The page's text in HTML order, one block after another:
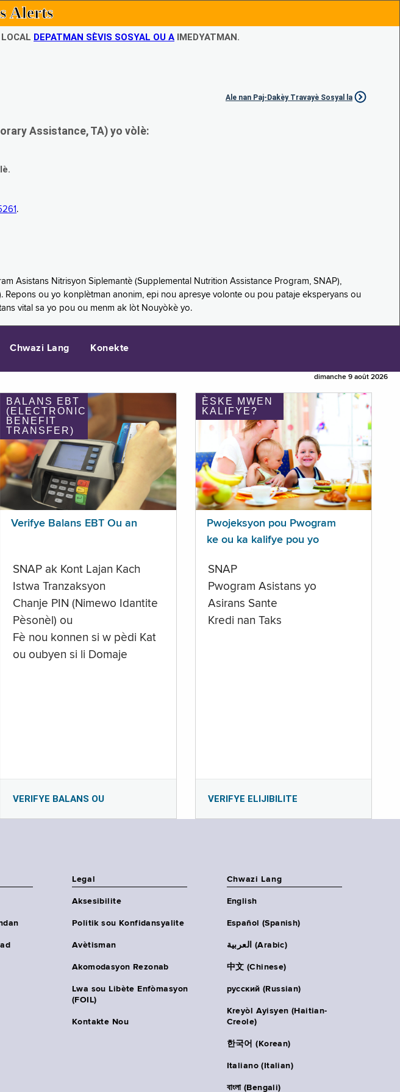
Alerts
DEPATMAN SÈVIS SOSYAL OU A IMEDYATMAN.
Ale nan Paj-Dakèy Travayè Sosyal la
Assistance, TA) yo vòlè:
.
Asistans Nitrisyon Siplemantè (Supplemental Nutrition Assistance Program, SNAP),
Repons ou yo konplètman anonim, epi nou apresye volonte ou pou pataje eksperyans ou
vital sa yo pou ou menm ak lòt Nouyòkè yo.
Chwazi Lang Konekte
dimanche 9 août 2026
BALANS EBT
(ELECTRONIC
BENEFIT
TRANSFER)
Verifye Balans EBT Ou an
SNAP ak Kont Lajan Kach
Istwa Tranzaksyon
Chanje PIN (Nimewo Idantite
Pèsonèl) ou
Fè nou konnen si w pèdi Kat
ou oubyen si li Domaje
VERIFYE BALANS OU
ÈSKE MWEN
KALIFYE?
Pwojeksyon pou Pwogram
ke ou ka kalifye pou yo
SNAP
Pwogram Asistans yo
Asirans Sante
Kredi nan Taks
VERIFYE ELIJIBILITE
Legal
Aksesibilite
Politik sou Konfidansyalite
Avètisman
Akomodasyon Rezonab
Lwa sou Libète Enfòmasyon
(FOIL)
Kontakte Nou
Chwazi Lang
English
Español (Spanish)
العربية (Arabic)
中文 (Chinese)
русский (Russian)
Kreyòl Ayisyen (Haitian-
Creole)
한국어 (Korean)
Italiano (Italian)
বাংলা (Bengali)